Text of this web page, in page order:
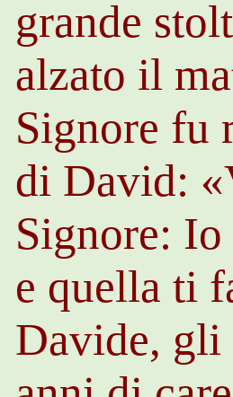
grande
alzato il
Signore fu
di David:
Signore:
e quella ti
Davide, gli